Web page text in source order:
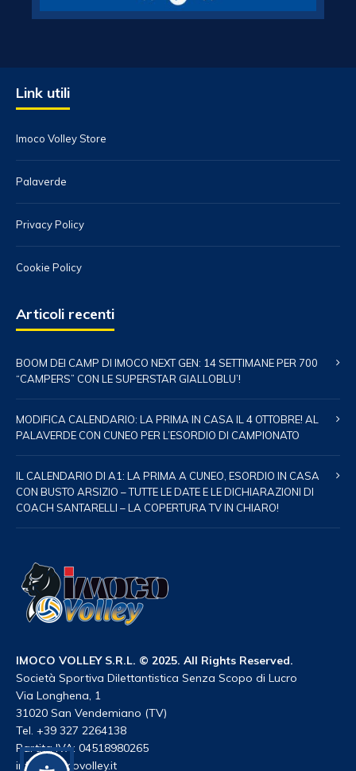
Link utili
Imoco Volley Store
Palaverde
Privacy Policy
Cookie Policy
Articoli recenti
BOOM DEI CAMP DI IMOCO NEXT GEN: 14 SETTIMANE PER 700
“CAMPERS” CON LE SUPERSTAR GIALLOBLU’!
MODIFICA CALENDARIO: LA PRIMA IN CASA IL 4 OTTOBRE! AL
PALAVERDE CON CUNEO PER L’ESORDIO DI CAMPIONATO
IL CALENDARIO DI A1: LA PRIMA A CUNEO, ESORDIO IN CASA
CON BUSTO ARSIZIO – TUTTE LE DATE E LE DICHIARAZIONI DI
COACH SANTARELLI – LA COPERTURA TV IN CHIARO!
IMOCO VOLLEY S.R.L. © 2025. All Rights Reserved.
Società Sportiva Dilettantistica Senza Scopo di Lucro
Via Longhena, 1
31020 San Vendemiano (TV)
Tel. +39 327 2264138
Partita IVA: 04518980265
info@imocovolley.it